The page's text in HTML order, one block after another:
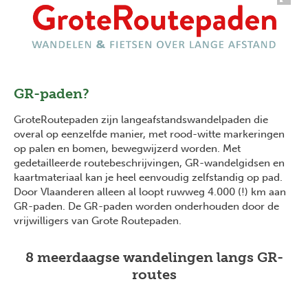
GR-paden?
GroteRoutepaden zijn langeafstandswandelpaden die
overal op eenzelfde manier, met rood-witte markeringen
op palen en bomen, bewegwijzerd worden. Met
gedetailleerde routebeschrijvingen, GR-wandelgidsen en
kaartmateriaal kan je heel eenvoudig zelfstandig op pad.
Door Vlaanderen alleen al loopt ruwweg 4.000 (!) km aan
GR-paden. De GR-paden worden onderhouden door de
vrijwilligers van Grote Routepaden.
8 meerdaagse wandelingen langs GR-
routes